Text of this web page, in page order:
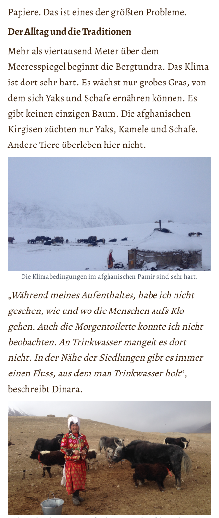
Papiere. Das ist eines der größten Probleme.
Der Alltag und die Traditionen
Mehr als viertausend Meter über dem
Meeresspiegel beginnt die Bergtundra. Das Klima
ist dort sehr hart. Es wächst nur grobes Gras, von
dem sich Yaks und Schafe ernähren können. Es
gibt keinen einzigen Baum. Die afghanischen
Kirgisen züchten nur Yaks, Kamele und Schafe.
Andere Tiere überleben hier nicht.
Die Klimabedingungen im afghanischen Pamir sind sehr hart.
„Während meines Aufenthaltes, habe ich nicht
gesehen, wie und wo die Menschen aufs Klo
gehen. Auch die Morgentoilette konnte ich nicht
beobachten. An Trinkwasser mangelt es dort
nicht. In der Nähe der Siedlungen gibt es immer
einen Fluss, aus dem man Trinkwasser holt“,
beschreibt Dinara.